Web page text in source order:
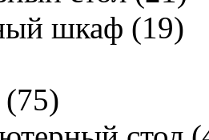
шкаф (19)
(75)